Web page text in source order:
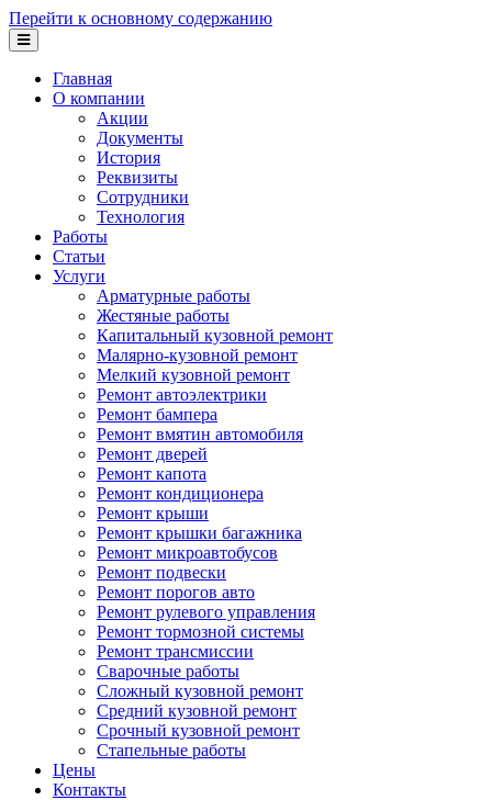
Перейти к основному содержанию
Главная
О компании
Акции
Документы
История
Реквизиты
Сотрудники
Технология
Работы
Статьи
Услуги
Арматурные работы
Жестяные работы
Капитальный кузовной ремонт
Малярно-кузовной ремонт
Мелкий кузовной ремонт
Ремонт автоэлектрики
Ремонт бампера
Ремонт вмятин автомобиля
Ремонт дверей
Ремонт капота
Ремонт кондиционера
Ремонт крыши
Ремонт крышки багажника
Ремонт микроавтобусов
Ремонт подвески
Ремонт порогов авто
Ремонт рулевого управления
Ремонт тормозной системы
Ремонт трансмиссии
Сварочные работы
Сложный кузовной ремонт
Средний кузовной ремонт
Срочный кузовной ремонт
Стапельные работы
Цены
Контакты